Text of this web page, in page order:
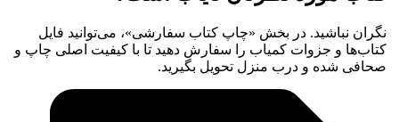
نگران نباشید. در بخش «چاپ کتاب سفارشی»، می‌توانید فایل
کتاب‌ها و جزوات کمیاب را سفارش دهید تا با کیفیت اصلی چاپ و
صحافی شده و درب منزل تحویل بگیرید.